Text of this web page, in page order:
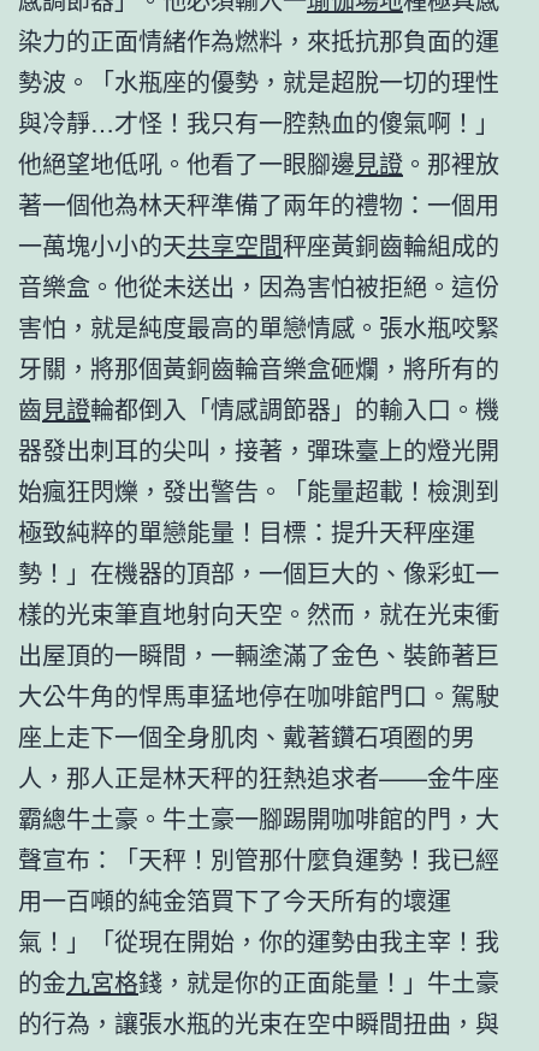
染力的正面情緒作為燃料，來抵抗那負面的運
勢波。「水瓶座的優勢，就是超脫一切的理性
與冷靜…才怪！我只有一腔熱血的傻氣啊！」
他絕望地低吼。他看了一眼腳邊見證 。那裡放
著一個他為林天秤準備了兩年的禮物：一個用
一萬塊小小的天共享空間秤座黃銅齒輪組成的
音樂盒。他從未送出，因為害怕被拒絕。這份
害怕，就是純度最高的單戀情感。張水瓶咬緊
牙關，將那個黃銅齒輪音樂盒砸爛，將所有的
齒見證輪都倒入「情感調節器」的輸入口。機
器發出刺耳的尖叫，接著，彈珠臺上的燈光開
始瘋狂閃爍，發出警告。「能量超載！檢測到
極致純粹的單戀能量！目標：提升天秤座運
勢！」在機器的頂部，一個巨大的、像彩虹一
樣的光束筆直地射向天空。然而，就在光束衝
出屋頂的一瞬間，一輛塗滿了金色、裝飾著巨
大公牛角的悍馬車猛地停在咖啡館門口。駕駛
座上走下一個全身肌肉、戴著鑽石項圈的男
人，那人正是林天秤的狂熱追求者——金牛座
霸總牛土豪。牛土豪一腳踢開咖啡館的門，大
聲宣布：「天秤！別管那什麼負運勢！我已經
用一百噸的純金箔買下了今天所有的壞運
氣！」「從現在開始，你的運勢由我主宰！我
的金九宮格錢，就是你的正面能量！」牛土豪
的行為，讓張水瓶的光束在空中瞬間扭曲，與